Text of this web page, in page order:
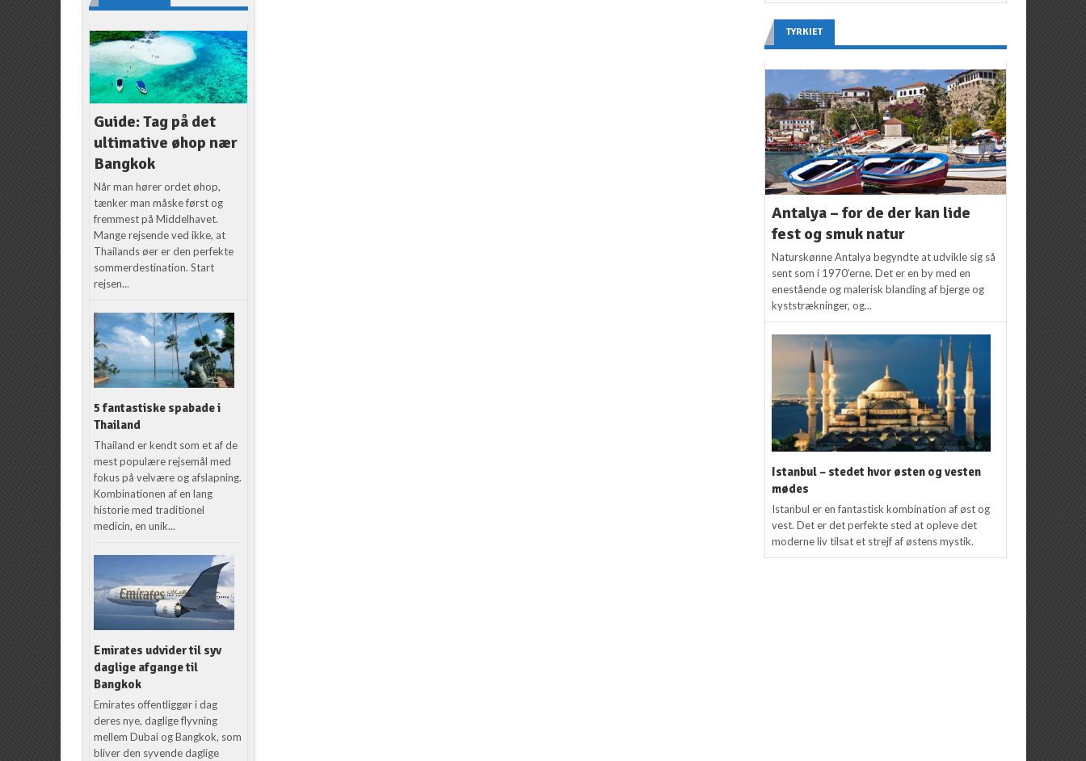
Guide: Tag på det
ultimative øhop nær
Bangkok
Når man hører ordet øhop,
tænker man måske først og
fremmest på Middelhavet.
Mange rejsende ved ikke, at
Thailands øer er den perfekte
sommerdestination. Start
rejsen...
5 fantastiske spabade i
Thailand
Thailand er kendt som et af de
mest populære rejsemål med
fokus på velvære og afslapning.
Kombinationen af en lang
historie med traditionel
medicin, en unik...
Emirates udvider til syv
daglige afgange til
Bangkok
Emirates offentliggør i dag
deres nye, daglige flyvning
mellem Dubai og Bangkok, som
bliver den syvende daglige
TYRKIET
Antalya – for de der kan lide
fest og smuk natur
Naturskønne Antalya begyndte at udvikle sig så
sent som i 1970’erne. Det er en by med en
enestående og malerisk blanding af bjerge og
kyststrækninger, og...
Istanbul – stedet hvor østen og vesten
mødes
Istanbul er en fantastisk kombination af øst og
vest. Det er det perfekte sted at opleve det
moderne liv tilsat et strejf af østens mystik.